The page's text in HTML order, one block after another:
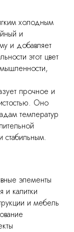
холодным
и
и добавляет
этот цвет
прочное и
Оно
температур
стабильным.
элементы
и калитки
и мебель